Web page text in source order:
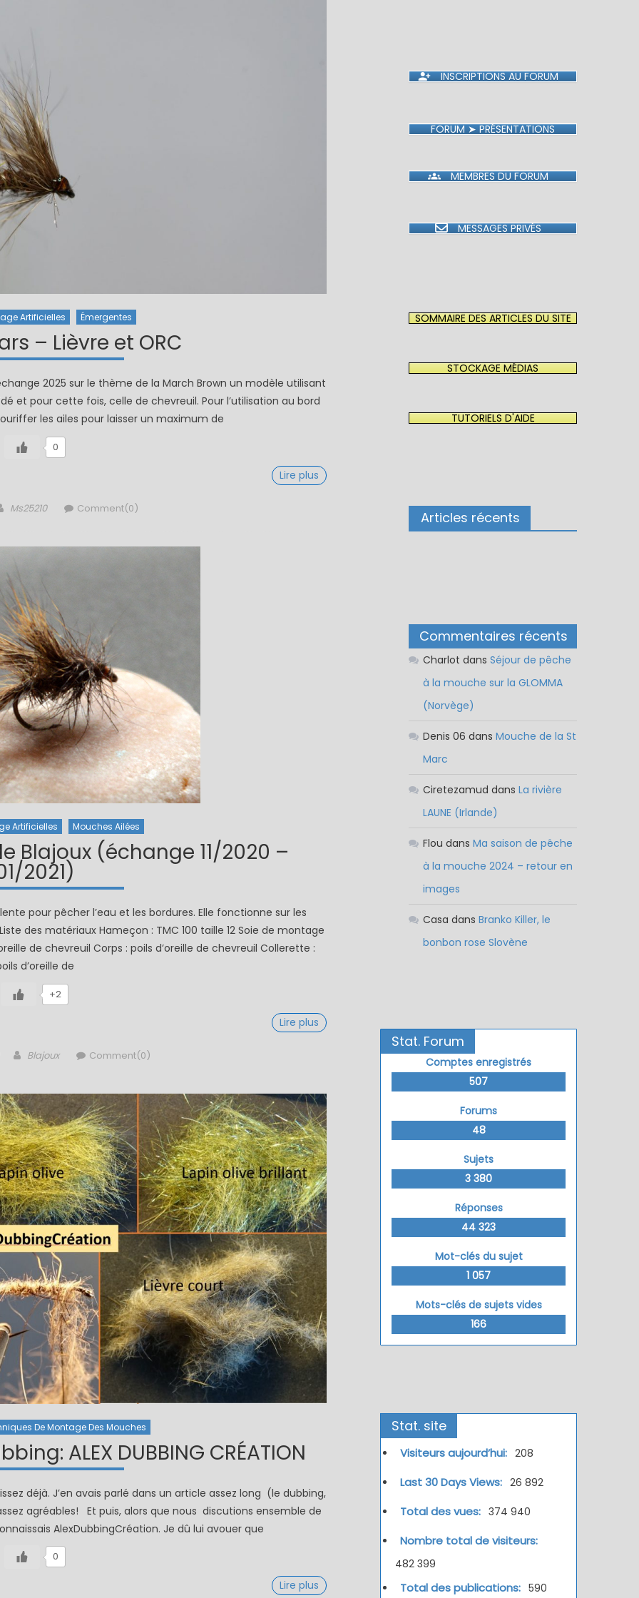
Artificielles Émergentes
– Lièvre et ORC
2025 sur le thème de la March Brown un modèle utilisant
et pour cette fois, celle de chevreuil. Pour l’utilisation au bord
les ailes pour laisser un maximum de
0
Lire plus
Author
Ms25210 Comment(0)
Artificielles Mouches Ailées
Blajoux (échange 11/2020 –
2021)
pour pêcher l’eau et les bordures. Elle fonctionne sur les
des matériaux Hameçon : TMC 100 taille 12 Soie de montage
de chevreuil Corps : poils d’oreille de chevreuil Collerette :
d’oreille de
+2
Lire plus
Author
Blajoux Comment(0)
De Montage Des Mouches
ALEX DUBBING CRÉATION
déjà. J’en avais parlé dans un article assez long (le dubbing,
agréables! Et puis, alors que nous discutions ensemble de
AlexDubbingCréation. Je dû lui avouer que
0
Lire plus
INSCRIPTIONS AU FORUM
FORUM ➤ PRÉSENTATIONS
MEMBRES DU FORUM
MESSAGES PRIVÉS
SOMMAIRE DES ARTICLES DU SITE
STOCKAGE MÉDIAS
TUTORIELS D'AIDE
Articles récents
Commentaires récents
Charlot dansSéjour de pêche
à la mouche sur la GLOMMA
(Norvège)
Denis 06 dansMouche de la St
Marc
Ciretezamud dansLa rivière
LAUNE (Irlande)
Flou dansMa saison de pêche
à la mouche 2024 – retour en
images
Casa dansBranko Killer, le
bonbon rose Slovène
Stat. Forum
Comptes enregistrés
507
Forums
48
Sujets
3 380
Réponses
44 323
Mot-clés du sujet
1 057
Mots-clés de sujets vides
166
Stat. site
Visiteurs aujourd’hui: 208
Last 30 Days Views: 26 892
Total des vues: 374 940
Nombre total de visiteurs:
482 399
Total des publications: 590